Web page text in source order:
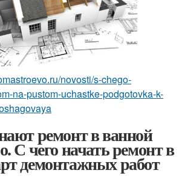
novosti/s-chego-
na-pustom-uchastke-podgotovka-k-
ремонт в ванной
С чего начать ремонт в
демонтажных работ